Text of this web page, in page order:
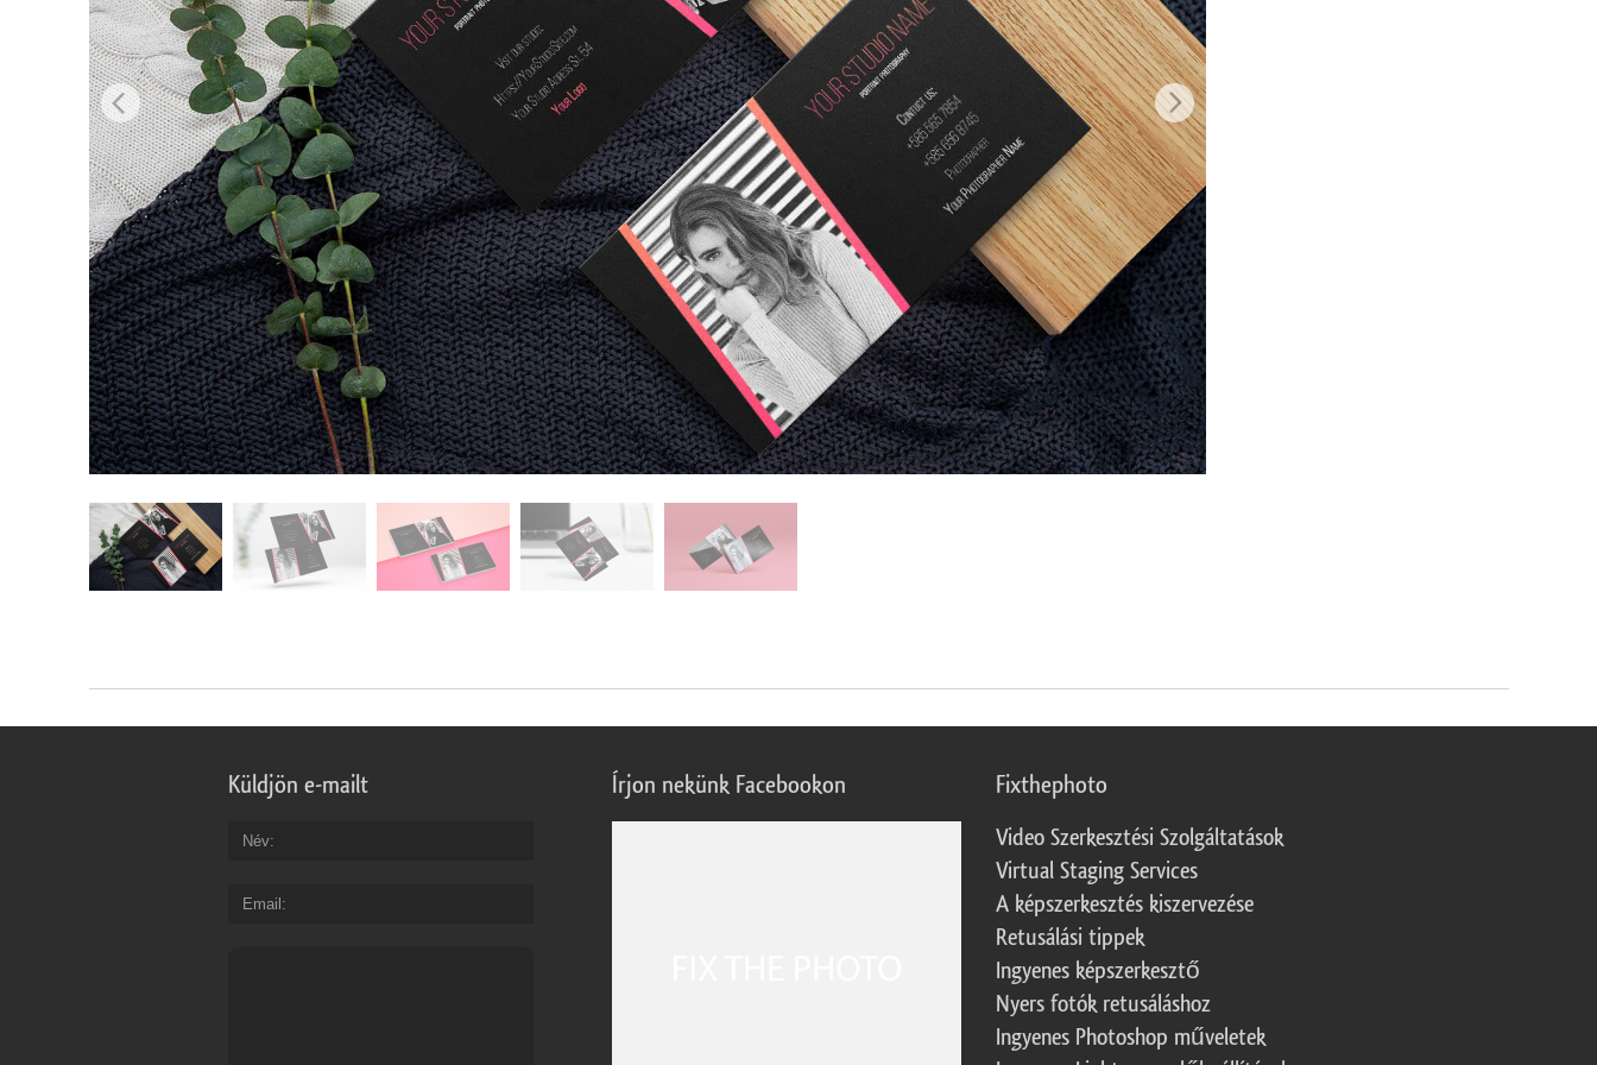
Dịch vụ chỉnh sửa sản phẩm Ékszer -retusálási szolgáltatások AI Képzési Adatok Video Editing Services
Küldjön e-mailt
Név
Email
Írjon nekünk Facebookon Fixthephoto
Video Szerkesztési Szolgáltatások
Virtual Staging Services
A képszerkesztés kiszervezése
Retusálási tippek
Ingyenes képszerkesztő
Nyers fotók retusáláshoz
Ingyenes Photoshop műveletek